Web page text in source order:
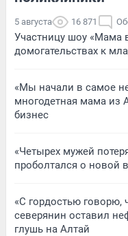
5 августа 16 871
Участницу шоу «Мама
домогательствах к
«Мы начали в самое
многодетная мама из
бизнес
«Четырех мужей
проболтался о новой
«С гордостью говорю,
северянин оставил
глушь на Алтай